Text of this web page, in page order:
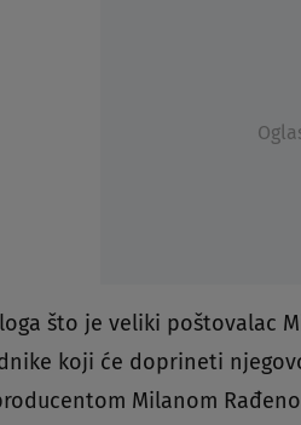
što je veliki poštovalac
koji će doprineti
Milanom